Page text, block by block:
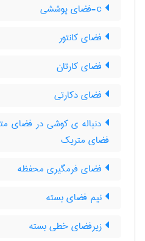
فضای کانتور
فضای کارتان
فضای دکارتی
دنباله ی کوشی در فضای
فضای متریک
فضای فرمگیری محفظه
نیم فضای بسته
زیرفضای خطی بسته